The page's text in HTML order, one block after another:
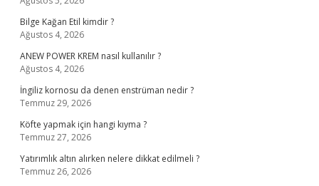
Bilge Kağan Etil kimdir ?
Ağustos 4, 2026
ANEW POWER KREM nasıl kullanılır ?
Ağustos 4, 2026
İngiliz kornosu da denen enstrüman nedir ?
Temmuz 29, 2026
Köfte yapmak için hangi kıyma ?
Temmuz 27, 2026
Yatırımlık altın alırken nelere dikkat edilmeli ?
Temmuz 26, 2026